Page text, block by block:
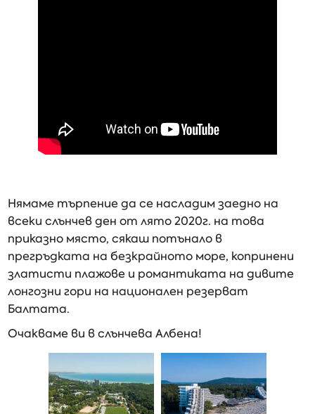
Нямаме търпение да се насладим заедно на
всеки слънчев ден от лято 2020г. на това
приказно място, сякаш потънало в
прегръдката на безкрайното море, копринени
златисти плажове и романтиката на дивите
лонгозни гори на национален резерват
Балтата.
Очакваме ви в слънчева Албена!